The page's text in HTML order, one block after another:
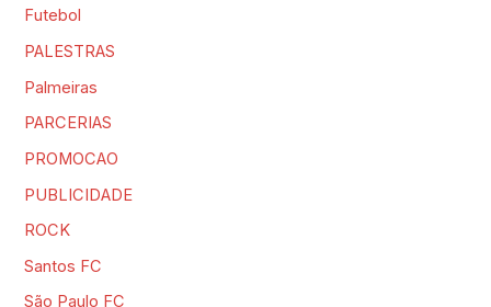
Futebol
PALESTRAS
Palmeiras
PARCERIAS
PROMOCAO
PUBLICIDADE
ROCK
Santos FC
São Paulo FC